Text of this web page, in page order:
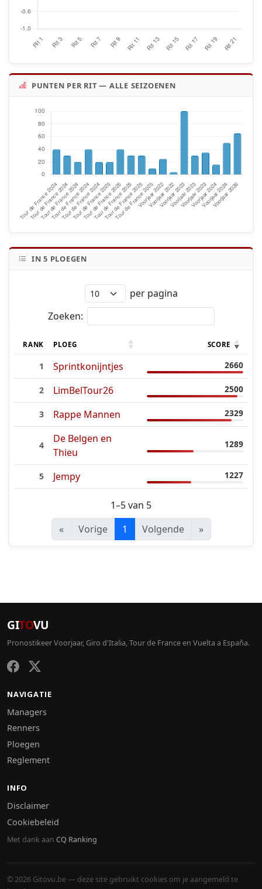
PUNTEN PER RIT — ALLE SEIZOENEN
IN5 PLOEGEN
per pagina
Zoeken:
RANK PLOEG SCORE
1 Sprintkonijntjes 2660
2 LimBelTour26 2500
3 Rappe Mannen 2329
4
De Belgen en
Thieu
1289
5 Jempy 1227
1–5 van 5
«
Vorige 1 Volgende »
GITOVU
Pronostikeer Voorjaar, Giro d'Italia, Tour de France en Vuelta a España.
NAVIGATIE
Managers
Renners
Ploegen
Reglement
INFO
Disclaimer
Cookiebeleid
Met dank aan CQ Ranking
© 2026 Gitovu.be — deze site gebruikt cookies om je aangemeld te